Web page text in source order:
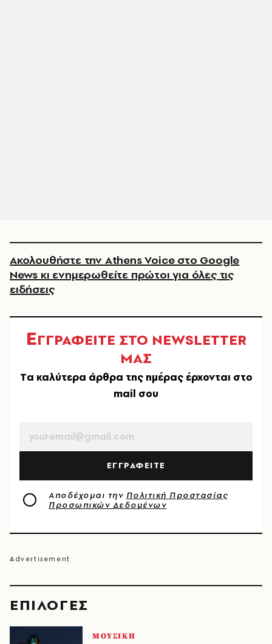
EΠΙΛΟΓΈΣ
ΜΟΥΣΙΚΗ
Ακολουθήστε την Athens Voice στο Google
News κι ενημερωθείτε πρώτοι για όλες τις
ειδήσεις
ΕΓΓΡΑΦΕΙΤΕ ΣΤΟ NEWSLETTER
ΜΑΣ
Tα καλύτερα άρθρα της ημέρας έρχονται στο
mail σου
ΕΓΓΡΑΦΕΙΤΕ
Αποδέχομαι την Πολιτική Προστασίας
Προσωπικών Δεδομένων